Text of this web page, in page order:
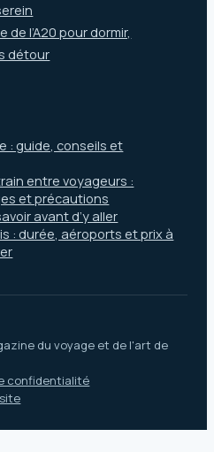
l’A20 pour dormir,
détour
: guide, conseils et
entre voyageurs :
et précautions
avant d’y aller
: durée, aéroports et prix à
du voyage et de l'art de
confidentialité